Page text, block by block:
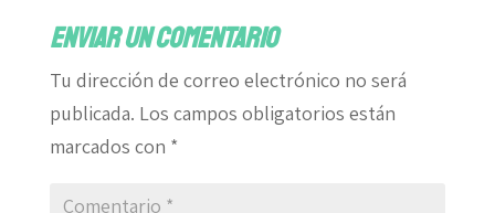
Enviar un comentario
Tu dirección de correo electrónico no será
publicada. Los campos obligatorios están
marcados con *